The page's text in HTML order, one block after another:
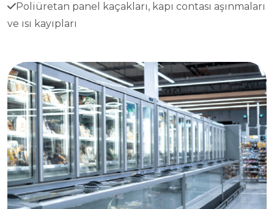
Poliüretan panel kaçakları, kapı contası aşınmaları
ve ısı kayıpları